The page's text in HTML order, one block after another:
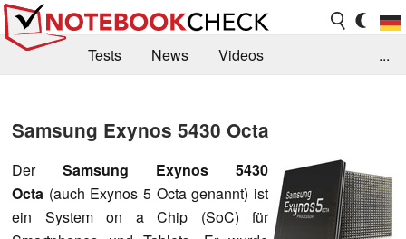
Tests News
Videos
Kaufberatung
Deals Suche
Forum
...
Samsung Exynos 5430 Octa
Der Samsung Exynos 5430
Octa (auch Exynos 5 Octa genannt) ist
ein System on a Chip (SoC) für